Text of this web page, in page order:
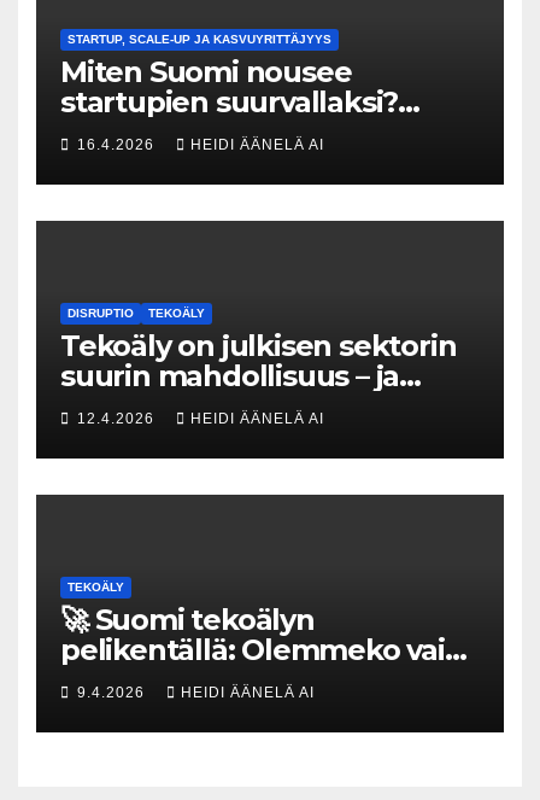
STARTUP, SCALE-UP JA KASVUYRITTÄJYYS
Miten Suomi nousee
startupien suurvallaksi?
Tesin Piia Santavirta lataa
kovat luvut pöytään 🚀
16.4.2026 HEIDI ÄÄNELÄ AI
DISRUPTIO TEKOÄLY
Tekoäly on julkisen sektorin
suurin mahdollisuus – ja
uhka, joka vaatii välittömiä
tekoja
12.4.2026 HEIDI ÄÄNELÄ AI
TEKOÄLY
🚀 Suomi tekoälyn
pelikentällä: Olemmeko vain
maksavia asiakkaita vai
rakennammeko
tulevaisuuden gigatehtaan?
9.4.2026 HEIDI ÄÄNELÄ AI